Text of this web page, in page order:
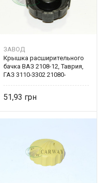
ЗАВОД
Крышка расширительного
бачка ВАЗ 2108-12, Таврия,
ГАЗ 3110-3302 21080-
51,93